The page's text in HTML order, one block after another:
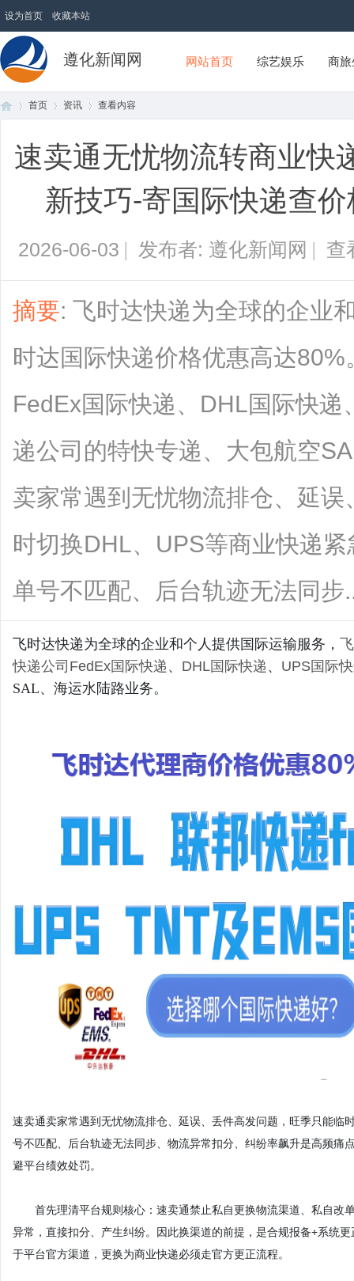
设为首页 收藏本站
遵化新闻网 网站首页 综艺娱乐 商
首页
›
资讯 查看内容
速卖通无忧物流转商业快
新技巧-寄国际快递查
2026-06-03 | 发布者: 遵化新闻网 | 查
摘要: 飞时达快递为全球的企业
时达国际快递价格优惠高达
FedEx国际快递、DHL国际快
递公司的特快专递、大包航空
卖家常遇到无忧物流排仓、延
时切换DHL、UPS等商业快递
单号不匹配、后台轨迹无法同步
飞时达快递为全球的企业和个人提供国际运输服务，
快递公司 FedEx国际快递 、 DHL国际快递 、 UPS国际
SAL、海运水陆路业务。
速卖通卖家常遇到无忧物流排仓、延误、丢件高发问题，旺季只能临
号不匹配、后台轨迹无法同步、物流异常扣分、纠纷率飙升是高频痛
避平台绩效处罚。
首先理清平台规则核心：速卖通禁止私自更换物流渠道、私自改
异常，直接扣分、产生纠纷。因此换渠道的前提，是合规报备+系统
于平台官方渠道，更换为商业快递必须走官方更正流程。